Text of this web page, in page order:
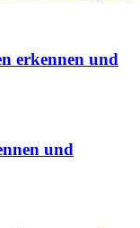
erkennen und
und